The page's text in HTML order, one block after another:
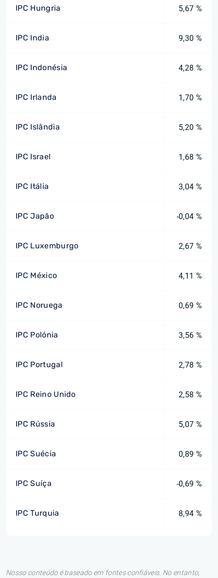
IPC Hungria 5,67 %
IPC India 9,30 %
IPC Indonésia 4,28 %
IPC Irlanda 1,70 %
IPC Islândia 5,20 %
IPC Israel 1,68 %
IPC Itália 3,04 %
IPC Japão -0,04 %
IPC Luxemburgo 2,67 %
IPC México 4,11 %
IPC Noruega 0,69 %
IPC Polónia 3,56 %
IPC Portugal 2,78 %
IPC Reino Unido 2,58 %
IPC Rússia 5,07 %
IPC Suécia 0,89 %
IPC Suíça -0,69 %
IPC Turquia 8,94 %
Nosso conteúdo é baseado em fontes confiáveis. No entanto,